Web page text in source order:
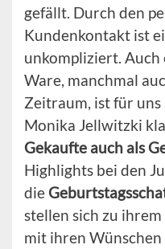
gefällt. Durch den
Kundenkontakt ist
unkompliziert.
Ware, manchmal
Zeitraum, ist für
Monika Jellwitzki
Gekaufte auch als
Highlights bei den
die
stellen sich zu
mit ihren Wünschen